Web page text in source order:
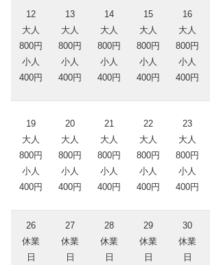
12
大人
800円
小人
400円
13
大人
800円
小人
400円
14
大人
800円
小人
400円
15
大人
800円
小人
400円
16
大人
800円
小人
400円
19
大人
800円
小人
400円
20
大人
800円
小人
400円
21
大人
800円
小人
400円
22
大人
800円
小人
400円
23
大人
800円
小人
400円
26
休業
日
27
休業
日
28
休業
日
29
休業
日
30
休業
日